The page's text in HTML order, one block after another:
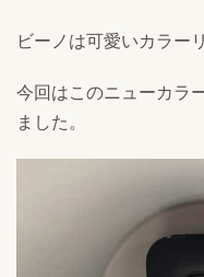
ビーノは可愛いカラー
今回はこのニューカラ
ました。